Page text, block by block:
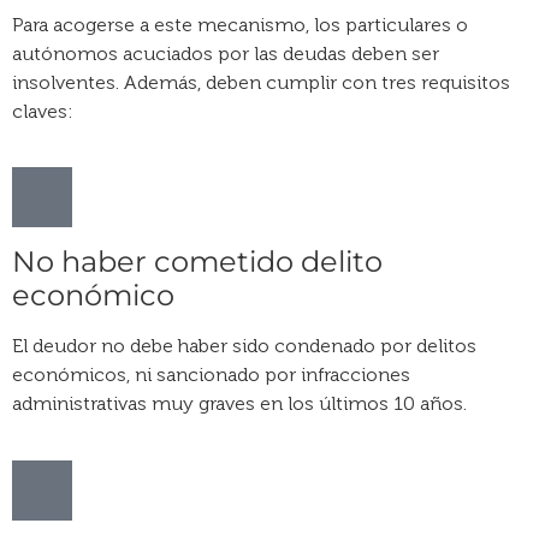
Para acogerse a este mecanismo, los particulares o
autónomos acuciados por las deudas deben ser
insolventes. Además, deben cumplir con tres requisitos
claves:
No haber cometido delito
económico
El deudor no debe haber sido condenado por delitos
económicos, ni sancionado por infracciones
administrativas muy graves en los últimos 10 años.